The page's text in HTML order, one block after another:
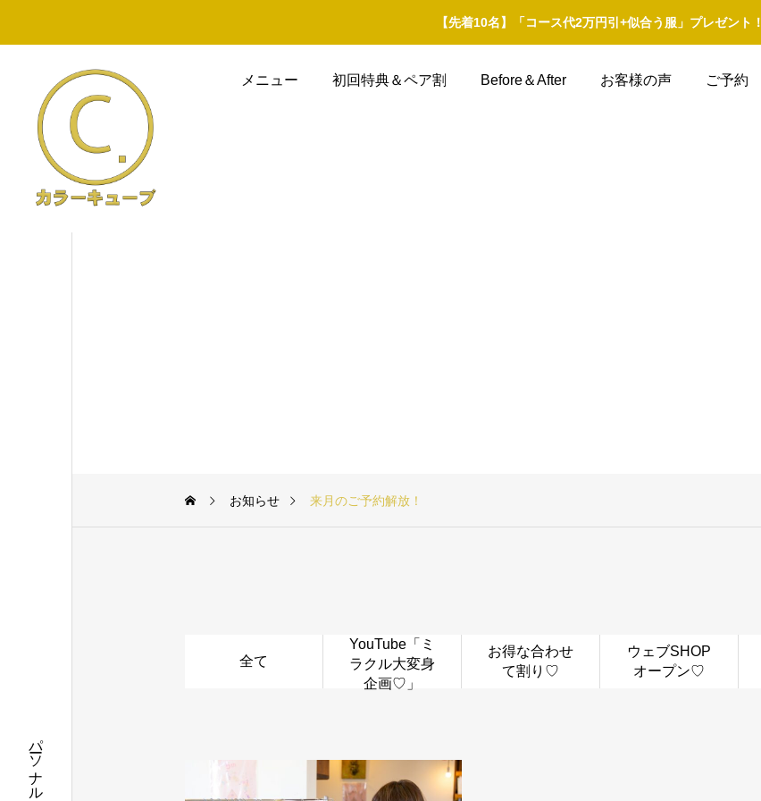
【先着10名】「コース代2万円引+似合う服」プレゼント！
メニュー 初回特典＆ペア割 Before＆After お客様の声 ご予約
お知らせ 来月のご予約解放！
全て
YouTube「ミ
ラクル大変身
企画♡」
お得な合わせ
て割り♡
ウェブSHOP
オープン♡